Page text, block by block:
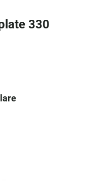
330